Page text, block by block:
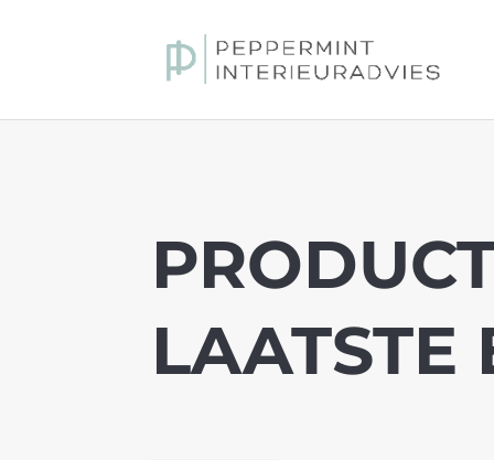
LAATSTE